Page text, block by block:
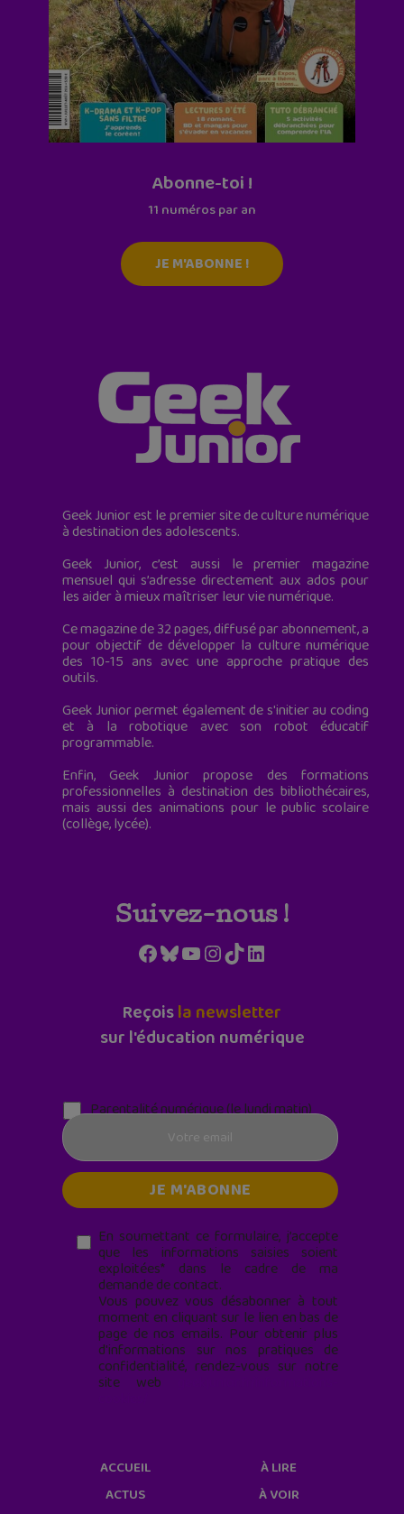
Abonne-toi !
11 numéros par an
JE M'ABONNE !
Geek Junior est le premier site de culture numérique
à destination des adolescents.
Geek Junior, c’est aussi le premier magazine
mensuel qui s’adresse directement aux ados pour
les aider à mieux maîtriser leur vie numérique.
Ce magazine de 32 pages, diffusé par abonnement, a
pour objectif de développer la culture numérique
des 10-15 ans avec une approche pratique des
outils.
Geek Junior permet également de s'initier au coding
et à la robotique avec son robot éducatif
programmable.
Enfin, Geek Junior propose des formations
professionnelles à destination des bibliothécaires,
mais aussi des animations pour le public scolaire
(collège, lycée).
Suivez-nous !
Facebook
Bluesky
YouTube
Instagram
TikTokLinkedIn
Reçoisla newsletter
sur l'éducation numérique
Parentalité numérique (le lundi matin)
En soumettant ce formulaire, j’accepte
que les informations saisies soient
exploitées* dans le cadre de ma
demande de contact.
Vous pouvez vous désabonner à tout
moment en cliquant sur le lien en bas de
page de nos emails. Pour obtenir plus
d'informations sur nos pratiques de
confidentialité, rendez-vous sur notre
site web
ACCUEIL
ACTUS
À LIRE
À VOIR